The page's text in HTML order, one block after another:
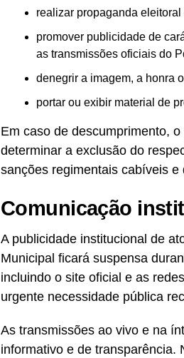
realizar propaganda
promover publicidade de
as transmissões oficiais do
denegrir a imagem, a honra
portar ou exibir material de
Em caso de descumprimento,
determinar a exclusão do
sanções regimentais cabíveis
Comunicação
A publicidade institucional de
Municipal ficará suspensa
incluindo o site oficial e as
urgente necessidade pública
As transmissões ao vivo e na
informativo e de transparência.